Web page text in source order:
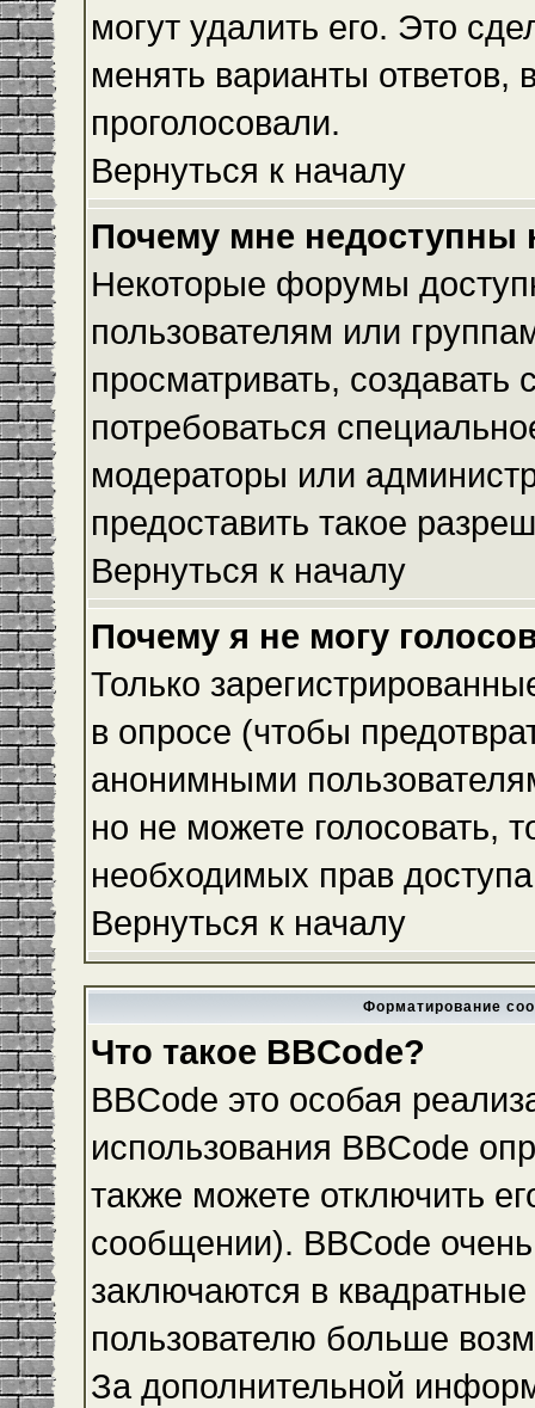
могут удалить его. Это
менять варианты ответов,
проголосовали.
Вернуться к началу
Почему мне
Некоторые форумы
пользователям или
просматривать,
потребоваться
модераторы или
предоставить такое
Вернуться к началу
Почему я не могу
Только
в опросе (чтобы
анонимными
но не можете голосовать,
необходимых прав
Вернуться к началу
Форматирование
Что такое BBCode?
BBCode это особая
использования BBCode
также можете отключить
сообщении). BBCode
заключаются в
пользователю больше
За дополнительной